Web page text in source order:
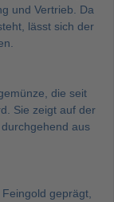
und Vertrieb. Da
lässt sich der
die seit
Sie zeigt auf der
aus
geprägt,